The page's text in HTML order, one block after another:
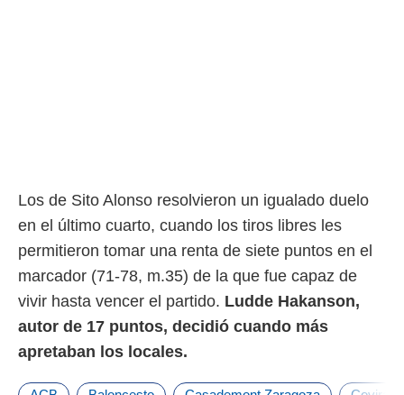
Los de Sito Alonso resolvieron un igualado duelo
en el último cuarto, cuando los tiros libres les
permitieron tomar una renta de siete puntos en el
marcador (71-78, m.35) de la que fue capaz de
vivir hasta vencer el partido. Ludde Hakanson,
autor de 17 puntos, decidió cuando más
apretaban los locales.